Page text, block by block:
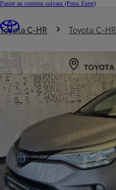
Passer au contenu suivant (Press Enter)
Trouvez un partenaire Toyota
Vous êtes ici
Toyota C-HR Toyota C-HR